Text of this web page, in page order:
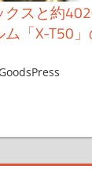
スと約
「X-T50」
＆GP
GoodsPress